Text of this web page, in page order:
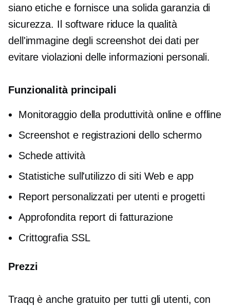
siano etiche e fornisce una solida garanzia di
sicurezza. Il software riduce la qualità
dell'immagine degli screenshot dei dati per
evitare violazioni delle informazioni personali.
Funzionalità principali
Monitoraggio della produttività online e offline
Screenshot e registrazioni dello schermo
Schede attività
Statistiche sull'utilizzo di siti Web e app
Report personalizzati per utenti e progetti
Approfonditareport di fatturazione
Crittografia SSL
Prezzi
Traqq è anche gratuito per tutti gli utenti, con